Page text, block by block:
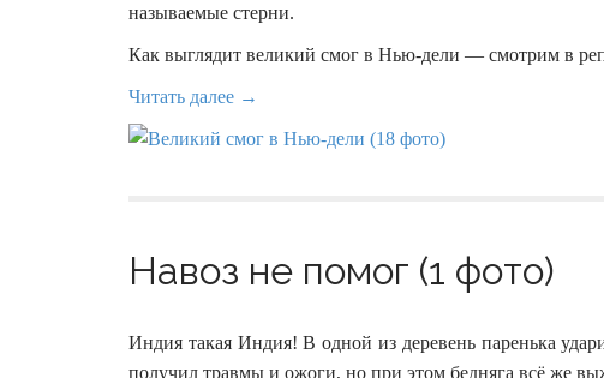
называемые стерни.
Как выглядит великий смог в Нью-дели — смотрим в
Читать далее →
Навоз не помог (1 фото)
Индия такая Индия! В одной из деревень паренька
получил травмы и ожоги, но при этом бедняга всё же